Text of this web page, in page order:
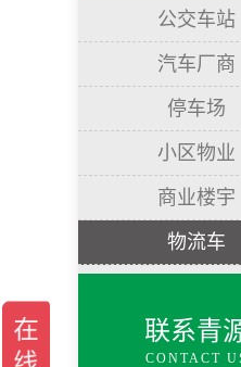
公交车站
汽车厂商
停车场
小区物业
商业楼宇
物流车
联系青
CONTACT